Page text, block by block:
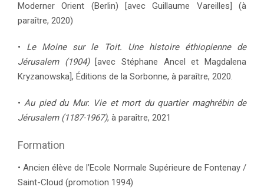
Moderner Orient (Berlin) [avec Guillaume Vareilles] (à
paraître, 2020)
• Le Moine sur le Toit. Une histoire éthiopienne de
Jérusalem (1904)[avec Stéphane Ancel et Magdalena
Kryzanowska], Éditions de la Sorbonne, à paraître, 2020.
•Au pied du Mur. Vie et mort du quartier maghrébin de
Jérusalem (1187-1967), à paraître, 2021
Formation
• Ancien élève de l’Ecole Normale Supérieure de Fontenay /
Saint-Cloud (promotion 1994)